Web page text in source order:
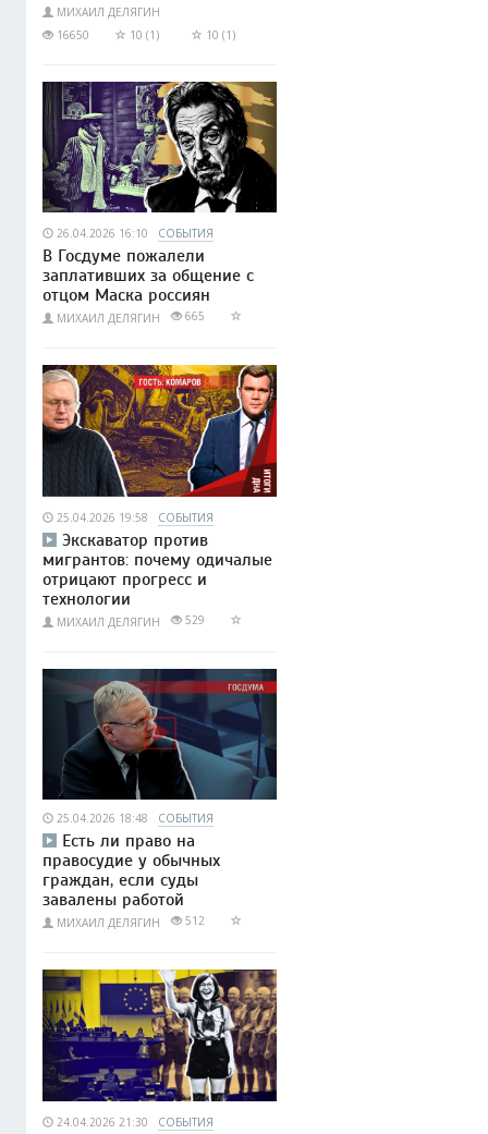
МИХАИЛ ДЕЛЯГИН
16650
10 (1) 10 (1)
26.04.2026 16:10 СОБЫТИЯ
В Госдуме пожалели
заплативших за общение с
отцом Маска россиян
МИХАИЛ ДЕЛЯГИН 665
25.04.2026 19:58 СОБЫТИЯ
Экскаватор против
мигрантов: почему одичалые
отрицают прогресс и
технологии
МИХАИЛ ДЕЛЯГИН 529
25.04.2026 18:48 СОБЫТИЯ
Есть ли право на
правосудие у обычных
граждан, если суды
завалены работой
МИХАИЛ ДЕЛЯГИН 512
24.04.2026 21:30 СОБЫТИЯ